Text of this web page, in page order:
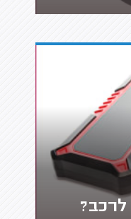
לרכב?